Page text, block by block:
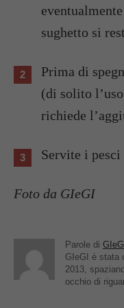
sughetto si
Prima di
(di solito
richiede
Servite i
Foto da GIeGI
Parole di
GIeGI è stata
2013,
occhio di